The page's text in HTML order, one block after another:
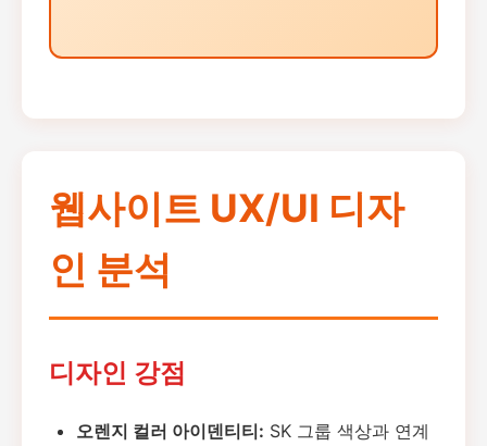
웹사이트 UX/UI 디자
인 분석
디자인 강점
오렌지 컬러 아이덴티티: SK 그룹 색상과 연계